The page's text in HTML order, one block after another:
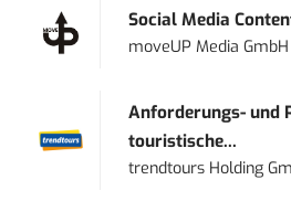
Social Media
moveUP Media GmbH
Anforderungs- und
touristische...
trendtours Holding